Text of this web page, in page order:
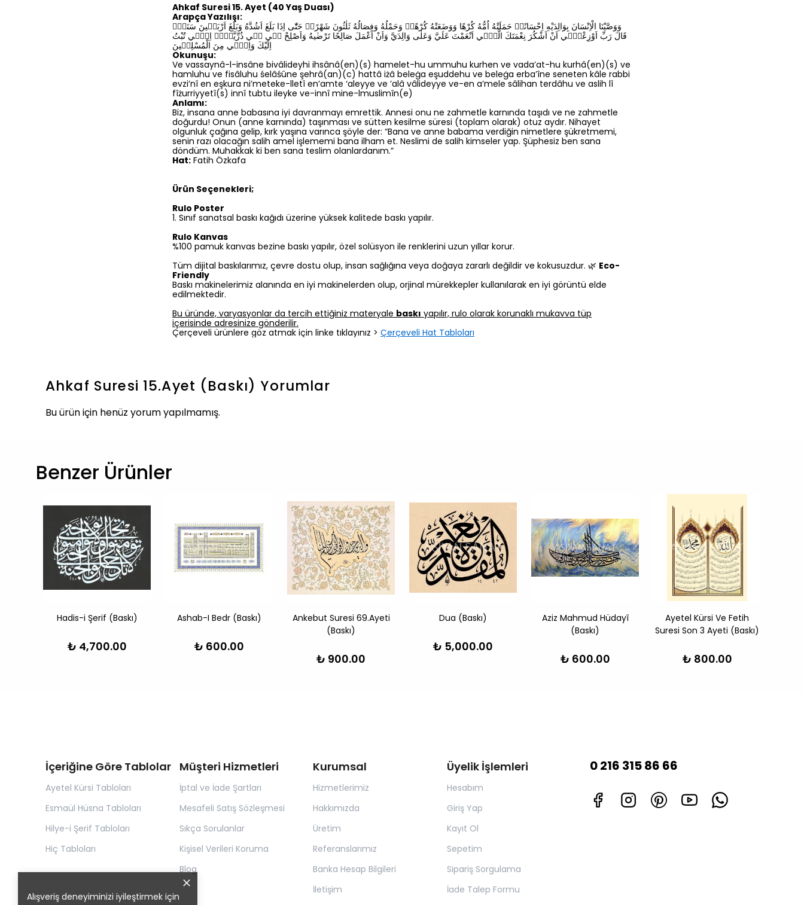
Alışveriş deneyiminizi iyileştirmek için
Ahkaf Suresi 15. Ayet (40 Yaş Duası)
Arapça Yazılışı:
وَوَصَّيْنَا الْاِنْسَانَ بِوَالِدَيْهِ اِحْسَانًاۜ حَمَلَتْهُ اُمُّهُ كُرْهًا وَوَضَعَتْهُ كُرْهًاۜ وَحَمْلُهُ وَفِصَالُهُ ثَلٰثُونَ شَهْرًاۜ حَتّٰٓى اِذَا بَلَغَ اَشُدَّهُ وَبَلَغَ اَرْبَع۪ينَ سَنَةًۙ
قَالَ رَبِّ اَوْزِعْن۪ٓي اَنْ اَشْكُرَ نِعْمَتَكَ الَّت۪ٓي اَنْعَمْتَ عَلَيَّ وَعَلٰى وَالِدَيَّ وَاَنْ اَعْمَلَ صَالِحًا تَرْضٰيهُ وَاَصْلِحْ ل۪ي ف۪ي ذُرِّيَّت۪يۚ اِنّ۪ي تُبْتُ
اِلَيْكَ وَاِنّ۪ي مِنَ الْمُسْلِم۪ينَ
Okunuşu:
Ve vassaynâ-l-insâne bivâlideyhi ihsânâ(en)(s) hamelet-hu ummuhu kurhen ve vada’at-hu kurhâ(en)(s) ve
hamluhu ve fisâluhu śelâśûne şehrâ(an)(c) hattâ iżâ beleġa eşuddehu ve beleġa erba’îne seneten kâle rabbi
evzi’nî en eşkura ni’meteke-lletî en’amte ‘aleyye ve ’alâ vâlideyye ve-en a’mele sâlihan terdâhu ve aslih lî
fîżurriyyetî(s) innî tubtu ileyke ve-innî mine-lmuslimîn(e)
Anlamı:
Biz, insana anne babasına iyi davranmayı emrettik. Annesi onu ne zahmetle karnında taşıdı ve ne zahmetle
doğurdu! Onun (anne karnında) taşınması ve sütten kesilme süresi (toplam olarak) otuz aydır. Nihayet
olgunluk çağına gelip, kırk yaşına varınca şöyle der: “Bana ve anne babama verdiğin nimetlere şükretmemi,
senin razı olacağın salih amel işlememi bana ilham et. Neslimi de salih kimseler yap. Şüphesiz ben sana
döndüm. Muhakkak ki ben sana teslim olanlardanım.”
Hat: Fatih Özkafa
Ürün Seçenekleri;
Rulo Poster
1.⁠ ⁠Sınıf sanatsal baskı kağıdı üzerine yüksek kalitede baskı yapılır.
Rulo Kanvas
%100 pamuk kanvas bezine baskı yapılır, özel solüsyon ile renklerini uzun yıllar korur.
Tüm dijital baskılarımız, çevre dostu olup, insan sağlığına veya doğaya zararlı değildir ve kokusuzdur. 🌿 Eco-
Friendly
Baskı makinelerimiz alanında en iyi makinelerden olup, orjinal mürekkepler kullanılarak en iyi görüntü elde
edilmektedir.
Bu üründe, varyasyonlar da tercih ettiğiniz materyale baskı yapılır, rulo olarak korunaklı mukavva tüp
içerisinde adresinize gönderilir.
Çerçeveli ürünlere göz atmak için linke tıklayınız > Çerçeveli Hat Tabloları
Ahkaf Suresi 15.Ayet (Baskı) Yorumlar
Bu ürün için henüz yorum yapılmamış.
Benzer Ürünler
Hadis-i Şerif (Baskı)
₺ 4,700.00
Ashab-I Bedr (Baskı)
₺ 600.00
Ankebut Suresi 69.Ayeti
(Baskı)
₺ 900.00
Dua (Baskı)
₺ 5,000.00
Aziz Mahmud Hüdayî
(Baskı)
₺ 600.00
Ayetel Kürsi Ve Fetih
Suresi Son 3 Ayeti (Baskı)
₺ 800.00
İçeriğine Göre Tablolar
Ayetel Kürsi Tabloları
Esmaül Hüsna Tabloları
Hilye-i Şerif Tabloları
Hiç Tabloları
Müşteri Hizmetleri
İptal ve İade Şartları
Mesafeli Satış Sözleşmesi
Sıkça Sorulanlar
Kişisel Verileri Koruma
Blog
Kurumsal
Hizmetlerimiz
Hakkımızda
Üretim
Referanslarımız
Banka Hesap Bilgileri
İletişim
Üyelik İşlemleri
Hesabım
Giriş Yap
Kayıt Ol
Sepetim
Sipariş Sorgulama
İade Talep Formu
0 216 315 86 66